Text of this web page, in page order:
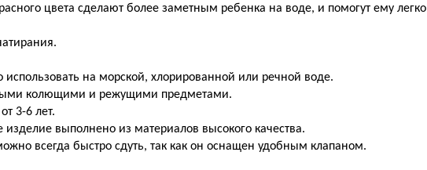
цвета сделают более заметным ребенка на воде, и помогут ему легко
на морской, хлорированной или речной воде.
колющими и режущими предметами.
3-6 лет.
изделие выполнено из материалов высокого качества.
всегда быстро сдуть, так как он оснащен удобным клапаном.